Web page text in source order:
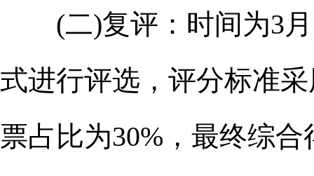
(二)复评：时间为3月
式进行评选，评分标准
票占比为30%，最终综